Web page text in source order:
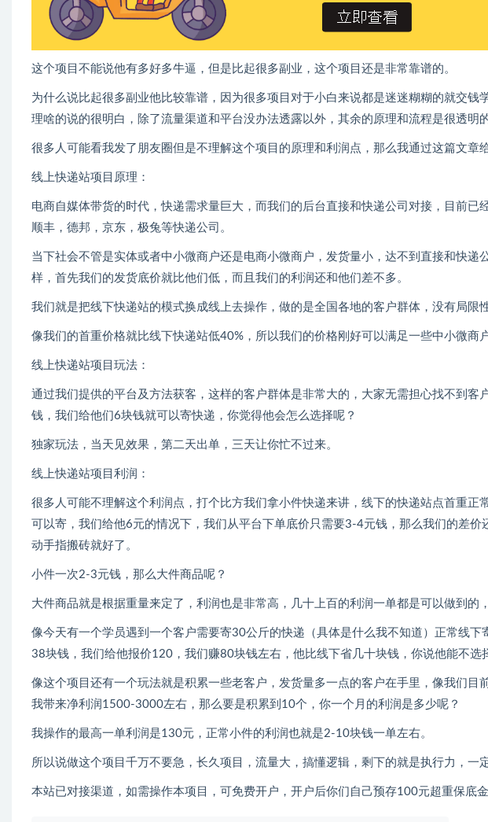
这个项目不能说他有多好多牛逼，但是比起很多副业，这个项目还是非常靠谱的。
为什么说比起很多副业他比较靠谱，因为很多项目对于小白来说都是迷迷糊糊的就交钱
理啥的说的很明白，除了流量渠道和平台没办法透露以外，其余的原理和流程是很透明
很多人可能看我发了朋友圈但是不理解这个项目的原理和利润点，那么我通过这篇文章
线上快递站项目原理：
电商自媒体带货的时代，快递需求量巨大，而我们的后台直接和快递公司对接，目前已
顺丰，德邦，京东，极兔等快递公司。
当下社会不管是实体或者中小微商户还是电商小微商户，发货量小，达不到直接和快递
样，首先我们的发货底价就比他们低，而且我们的利润还和他们差不多。
我们就是把线下快递站的模式换成线上去操作，做的是全国各地的客户群体，没有局限性
像我们的首重价格就比线下快递站低40%，所以我们的价格刚好可以满足一些中小微商
线上快递站项目玩法：
通过我们提供的平台及方法获客，这样的客户群体是非常大的，大家无需担心找不到客
钱，我们给他们6块钱就可以寄快递，你觉得他会怎么选择呢？
独家玩法，当天见效果，第二天出单，三天让你忙不过来。
线上快递站项目利润：
很多人可能不理解这个利润点，打个比方我们拿小件快递来讲，线下的快递站点首重
可以寄，我们给他6元的情况下，我们从平台下单底价只需要3-4元钱，那么我们的差
动手指搬砖就好了。
小件一次2-3元钱，那么大件商品呢？
大件商品就是根据重量来定了，利润也是非常高，几十上百的利润一单都是可以做到的
像今天有一个学员遇到一个客户需要寄30公斤的快递（具体是什么我不知道）正常线
38块钱，我们给他报价120，我们赚80块钱左右，他比线下省几十块钱，你说他能不选
像这个项目还有一个玩法就是积累一些老客户，发货量多一点的客户在手里，像我们目
我带来净利润1500-3000左右，那么要是积累到10个，你一个月的利润是多少呢？
我操作的最高一单利润是130元，正常小件的利润也就是2-10块钱一单左右。
所以说做这个项目千万不要急，长久项目，流量大，搞懂逻辑，剩下的就是执行力，一
本站已对接渠道，如需操作本项目，可免费开户，开户后你们自己预存100元超重保底金